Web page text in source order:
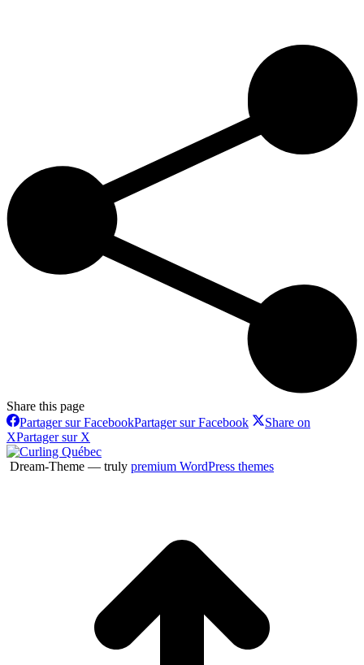
Share this page
Partager sur FacebookPartager sur Facebook
Share on
XPartager sur X
Dream-Theme — truly premium WordPress themes